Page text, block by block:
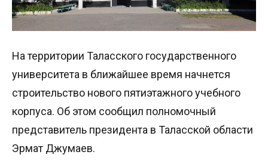
На территории Таласского государственного
университета в ближайшее время начнется
строительство нового пятиэтажного учебного
корпуса. Об этом сообщил полномочный
представитель президента в Таласской области
Эрмат Джумаев.